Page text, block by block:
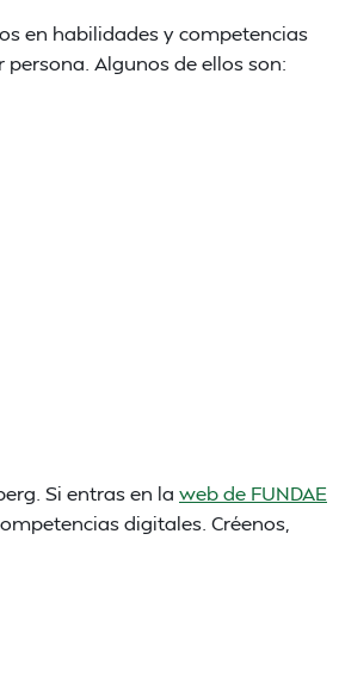
en habilidades y competencias
Algunos de ellos son:
Si entras en la web de FUNDAE
digitales. Créenos,